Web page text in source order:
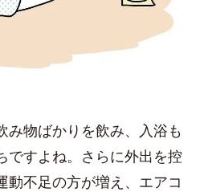
み物ばかりを飲み、入浴も
ですよね。さらに外出を控
動不足の方が増え、エアコ